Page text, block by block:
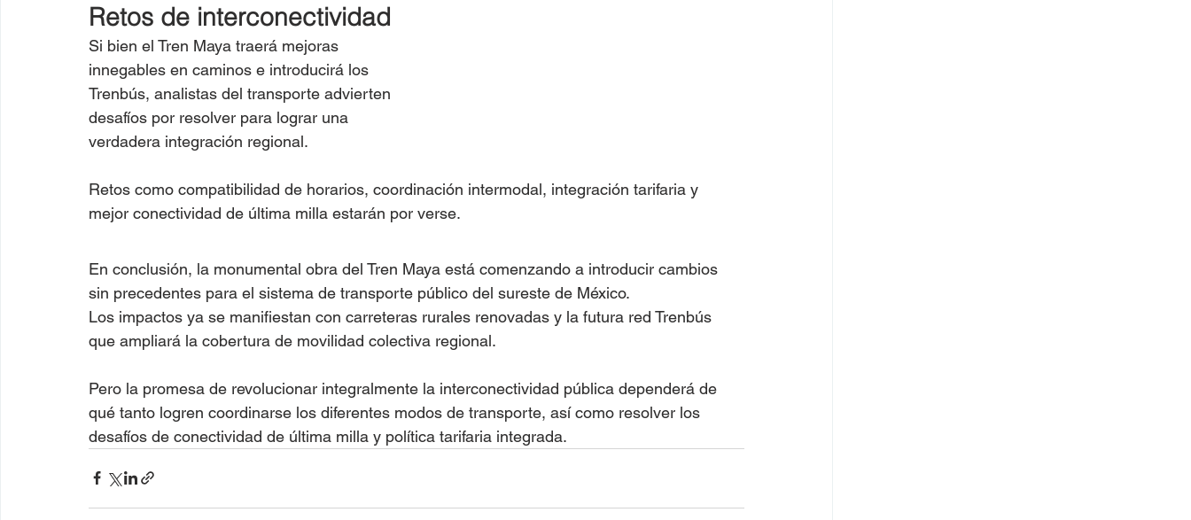
Retos de interconectividad
Si bien el Tren Maya traerá mejoras
innegables en caminos e introducirá los
Trenbús, analistas del transporte advierten
desafíos por resolver para lograr una
verdadera integración regional.
Retos como compatibilidad de horarios, coordinación intermodal, integración tarifaria y
mejor conectividad de última milla estarán por verse.
En conclusión, la monumental obra del Tren Maya está comenzando a introducir cambios
sin precedentes para el sistema de transporte público del sureste de México.
Los impactos ya se manifiestan con carreteras rurales renovadas y la futura red Trenbús
que ampliará la cobertura de movilidad colectiva regional.
Pero la promesa de revolucionar integralmente la interconectividad pública dependerá de
qué tanto logren coordinarse los diferentes modos de transporte, así como resolver los
desafíos de conectividad de última milla y política tarifaria integrada.